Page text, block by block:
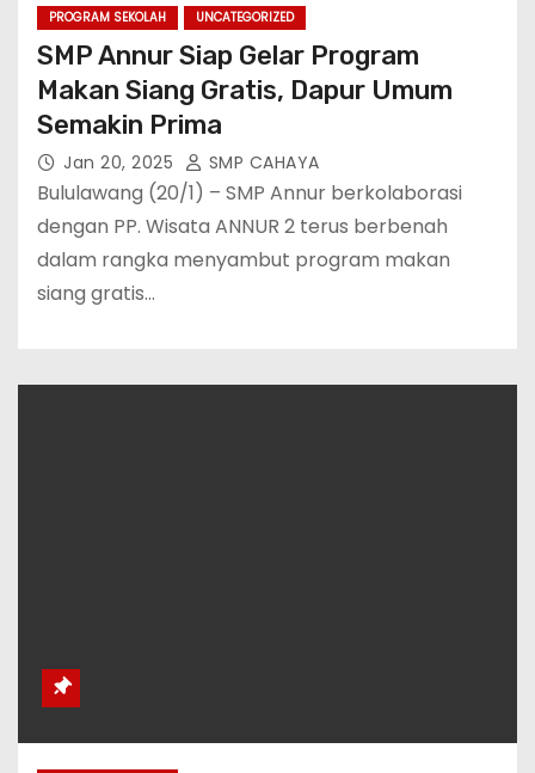
PROGRAM SEKOLAH UNCATEGORIZED
SMP Annur Siap Gelar Program
Makan Siang Gratis, Dapur Umum
Semakin Prima
Jan 20, 2025 SMP CAHAYA
Bululawang (20/1) – SMP Annur berkolaborasi
dengan PP. Wisata ANNUR 2 terus berbenah
dalam rangka menyambut program makan
siang gratis…